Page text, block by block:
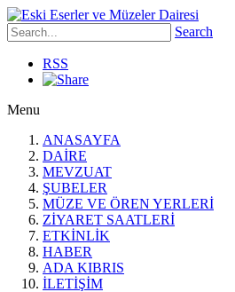
Search
RSS
Menu
ANASAYFA
DAİRE
MEVZUAT
ŞUBELER
MÜZE VE ÖREN YERLERİ
ZİYARET SAATLERİ
ETKİNLİK
HABER
ADA KIBRIS
İLETİŞİM